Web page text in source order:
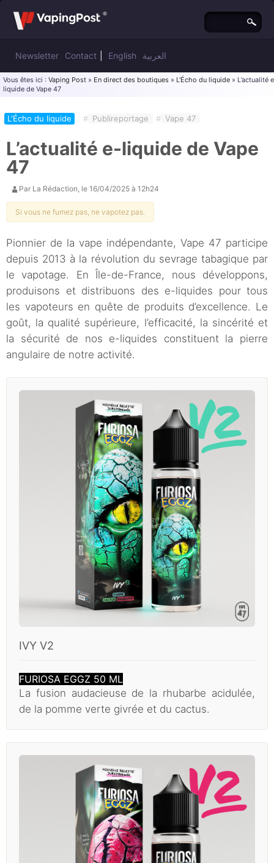
Newsletter Contact English العربية
Vous êtes ici : Vaping Post » En direct des boutiques » L'Écho du liquide » L’actualité
liquide de Vape 47
L’actualité e-liquide de Vape
47
L'Écho du liquide # Publireportage # Vape 47
Par La Rédaction, le 16/04/2025 à 12h24
Si vous ne fumez pas, ne vapotez pas.
Pionnier de la vape indépendante, Vape 47 participe
depuis 2013 à la révolution du sevrage tabagique par
le vapotage. En Île-de-France, nous développons,
produisons et distribuons des e-liquides pour tous
les vapoteurs en quête de produits d’excellence. Le
goût, la qualité supérieure, l’efficacité, la sincérité et
la sécurité de nos e-liquides constituent la pierre
angulaire de notre activité.
IVY V2
FURIOSA EGGZ 50 ML
La fusion audacieuse de la rhubarbe acidulée,
de la pomme verte givrée et du cactus.